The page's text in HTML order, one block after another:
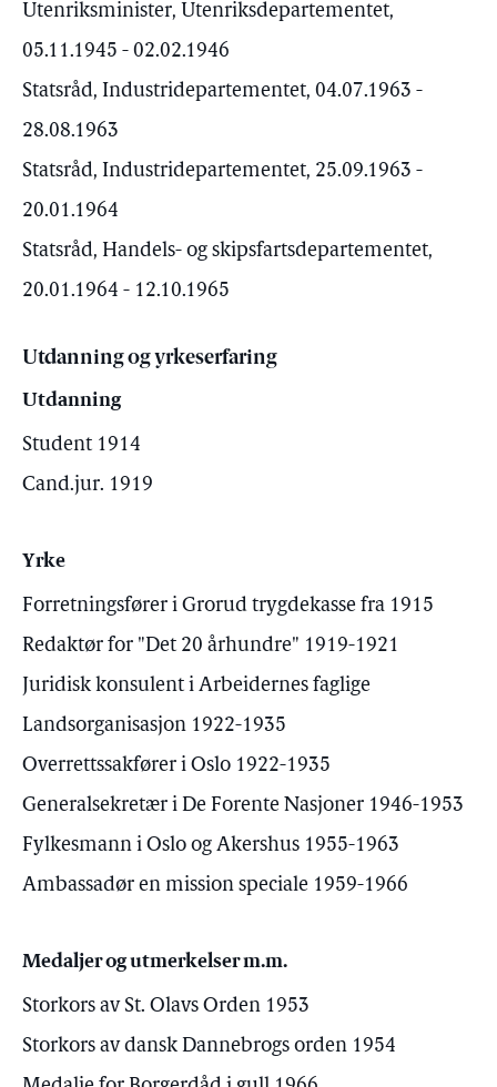
Utenriksminister, Utenriksdepartementet,
05.11.1945 - 02.02.1946
Statsråd, Industridepartementet, 04.07.1963 -
28.08.1963
Statsråd, Industridepartementet, 25.09.1963 -
20.01.1964
Statsråd, Handels- og skipsfartsdepartementet,
20.01.1964 - 12.10.1965
Utdanning og yrkeserfaring
Utdanning
Student 1914
Cand.jur. 1919
Yrke
Forretningsfører i Grorud trygdekasse fra 1915
Redaktør for "Det 20 århundre" 1919-1921
Juridisk konsulent i Arbeidernes faglige
Landsorganisasjon 1922-1935
Overrettssakfører i Oslo 1922-1935
Generalsekretær i De Forente Nasjoner 1946-1953
Fylkesmann i Oslo og Akershus 1955-1963
Ambassadør en mission speciale 1959-1966
Medaljer og utmerkelser m.m.
Storkors av St. Olavs Orden 1953
Storkors av dansk Dannebrogs orden 1954